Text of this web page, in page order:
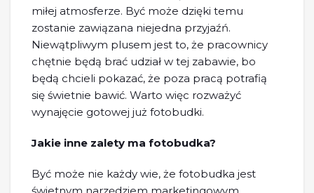
miłej atmosferze. Być może dzięki temu
zostanie zawiązana niejedna przyjaźń.
Niewątpliwym plusem jest to, że pracownicy
chętnie będą brać udział w tej zabawie, bo
będą chcieli pokazać, że poza pracą potrafią
się świetnie bawić. Warto więc rozważyć
wynajęcie gotowej już fotobudki.
Jakie inne zalety ma fotobudka?
Być może nie każdy wie, że fotobudka jest